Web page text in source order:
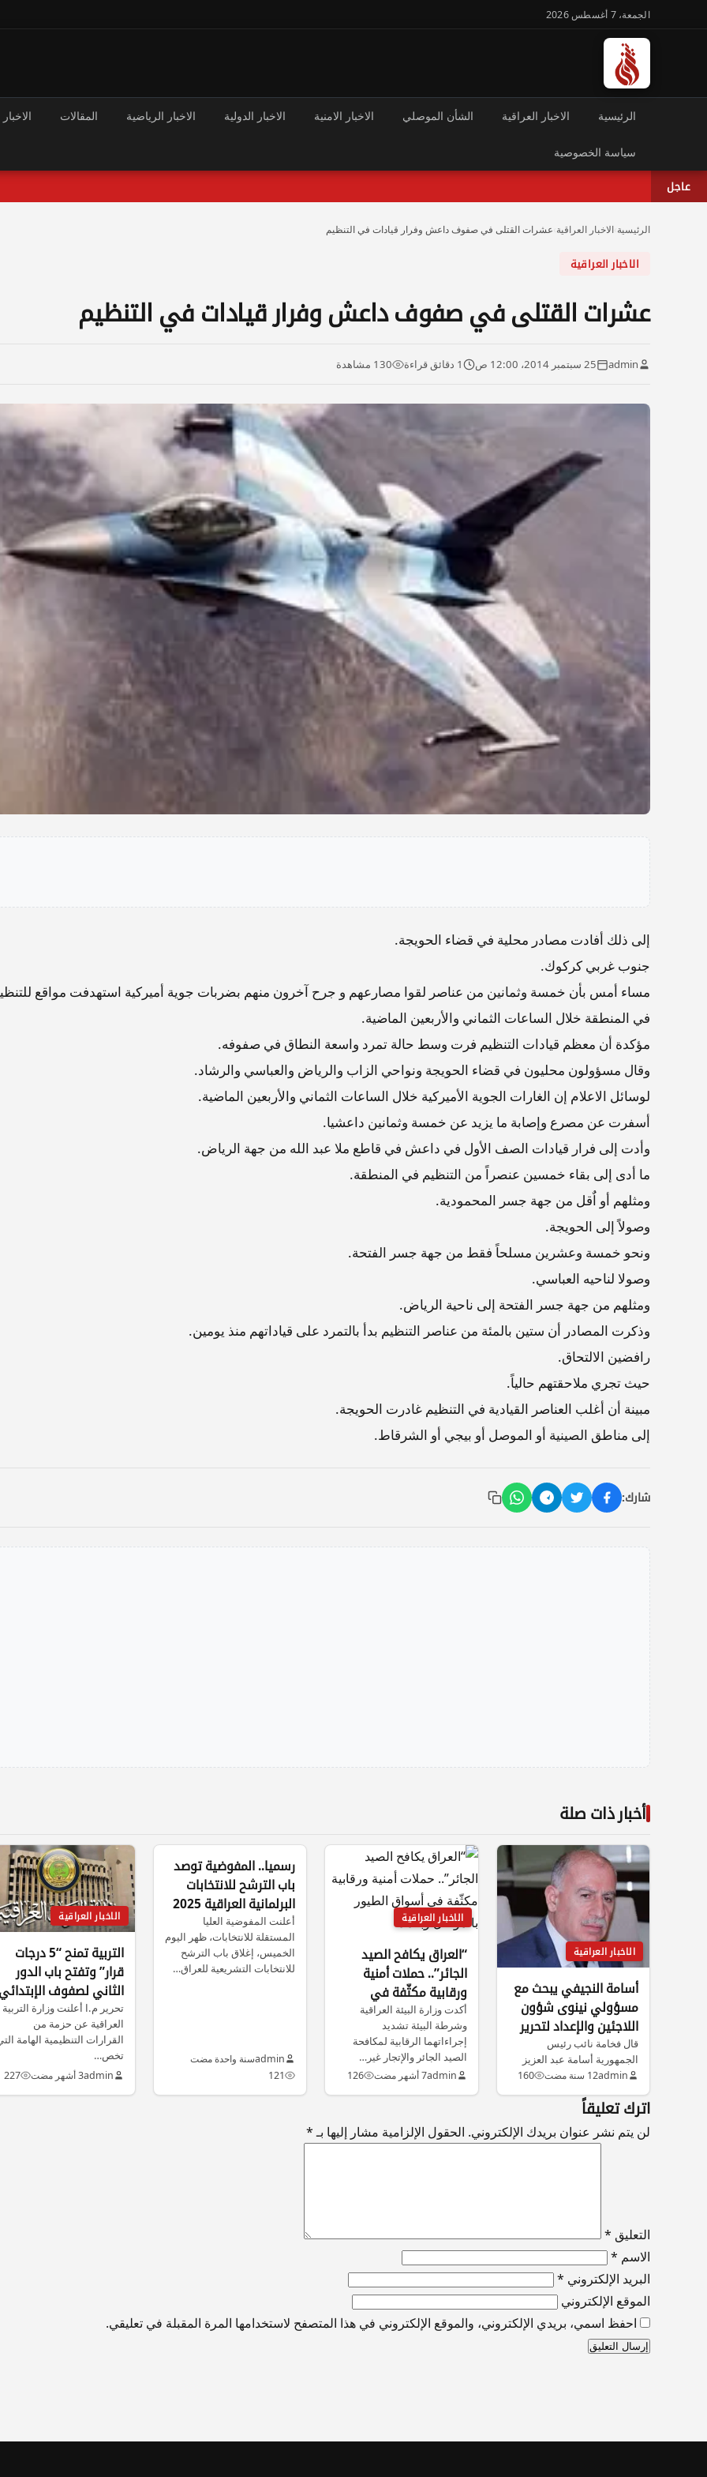
الجمعة، 7 أغسطس 2026
الرئيسية الاخبار العراقية الشأن الموصلي الاخبار الامنية الاخبار الدولية الاخبار الرياضية المقالات
سياسة الخصوصية
عاجل
الرئيسية الاخبار العراقية عشرات القتلى في صفوف داعش وفرار قيادات في التنظيم
الاخبار العراقية
عشرات القتلى في صفوف داعش وفرار قيادات في التنظيم
admin 25 سبتمبر 2014، 12:00 ص 1 دقائق قراءة 130 مشاهدة
إلى ذلك أفادت مصادر محلية في قضاء الحويجة.
جنوب غربي كركوك.
مساء أمس بأن خمسة وثمانين من عناصر لقوا مصارعهم و جرح آخرون منهم بضربات جوية أميركية استهدفت مواقع
في المنطقة خلال الساعات الثماني والأربعين الماضية.
مؤكدة أن معظم قيادات التنظيم فرت وسط حالة تمرد واسعة النطاق في صفوفه.
وقال مسؤولون محليون في قضاء الحويجة ونواحي الزاب والرياض والعباسي والرشاد.
لوسائل الاعلام إن الغارات الجوية الأميركية خلال الساعات الثماني والأربعين الماضية.
أسفرت عن مصرع وإصابة ما يزيد عن خمسة وثمانين داعشيا.
وأدت إلى فرار قيادات الصف الأول في داعش في قاطع ملا عبد الله من جهة الرياض.
ما أدى إلى بقاء خمسين عنصراً من التنظيم في المنطقة.
ومثلهم أو اٌقل من جهة جسر المحمودية.
وصولاً إلى الحويجة.
ونحو خمسة وعشرين مسلحاً فقط من جهة جسر الفتحة.
وصولا لناحيه العباسي.
ومثلهم من جهة جسر الفتحة إلى ناحية الرياض.
وذكرت المصادر أن ستين بالمئة من عناصر التنظيم بدأ بالتمرد على قياداتهم منذ يومين.
رافضين الالتحاق.
حيث تجري ملاحقتهم حالياً.
مبينة أن أغلب العناصر القيادية في التنظيم غادرت الحويجة.
إلى مناطق الصينية أو الموصل أو بيجي أو الشرقاط.
شارك:
أخبار ذات صلة
الاخبار العراقية
أسامة النجيفي يبحث مع
مسؤولي نينوى شؤون
اللاجئين والإعداد لتحرير
الموصل
قال فخامة نائب رئيس
الجمهورية أسامة عبد العزيز
النجيفي ان اي خلل او تجاوز…
admin12 سنة مضت 160
الاخبار العراقية
“العراق يكافح الصيد
الجائر”.. حملات أمنية
ورقابية مكثّفة في
أسواق الطيور بالموصل
وبغداد
أكدت وزارة البيئة العراقية
وشرطة البيئة تشديد
إجراءاتهما الرقابية لمكافحة
الصيد الجائر والإتجار غير…
admin7 أشهر مضت 126
رسميا.. المفوضية توصد
باب الترشح للانتخابات
البرلمانية العراقية 2025
أعلنت المفوضية العليا
المستقلة للانتخابات، ظهر اليوم
الخميس، إغلاق باب الترشح
للانتخابات التشريعية للعراق…
adminسنة واحدة مضت
121
الاخبار العراقية
التربية تمنح “5 درجات
قرار” وتفتح باب الدور
الثاني لصفوف
كافة
تحرير م.ا أعلنت وزارة التربية
العراقية عن حزمة من
القرارات التنظيمية الهامة
تخص…
admin3 أشهر مضت 227
اترك تعليقاً
لن يتم نشر عنوان بريدك الإلكتروني. الحقول الإلزامية مشار إليها بـ*
التعليق *
الاسم *
البريد الإلكتروني *
الموقع الإلكتروني
احفظ اسمي، بريدي الإلكتروني، والموقع الإلكتروني في هذا المتصفح لاستخدامها المرة المقبلة في تعليقي.